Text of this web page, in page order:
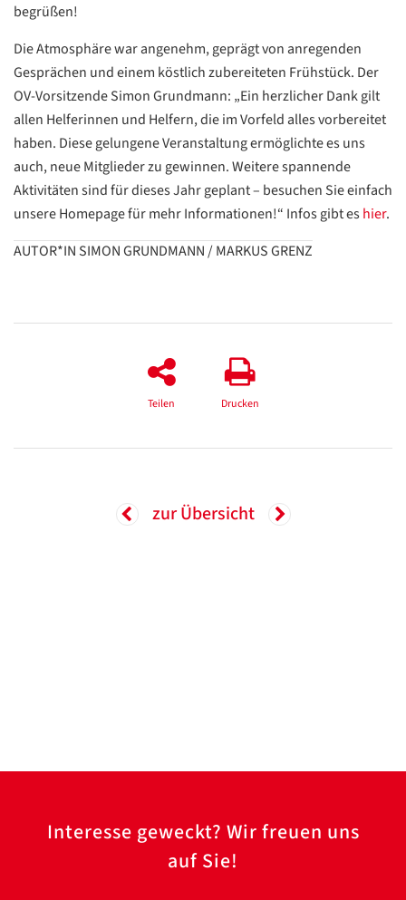
begrüßen!
Die Atmosphäre war angenehm, geprägt von anregenden
Gesprächen und einem köstlich zubereiteten Frühstück. Der
OV-Vorsitzende Simon Grundmann: „Ein herzlicher Dank gilt
allen Helferinnen und Helfern, die im Vorfeld alles vorbereitet
haben. Diese gelungene Veranstaltung ermöglichte es uns
auch, neue Mitglieder zu gewinnen. Weitere spannende
Aktivitäten sind für dieses Jahr geplant – besuchen Sie einfach
unsere Homepage für mehr Informationen!“ Infos gibt eshier.
AUTOR*IN SIMON GRUNDMANN / MARKUS GRENZ
Teilen Drucken
zur Übersicht
Interesse geweckt? Wir freuen uns
auf Sie!
Datenschutzerklärung
Datenschutzerklärung
Google
Datenschutzerklärung
/